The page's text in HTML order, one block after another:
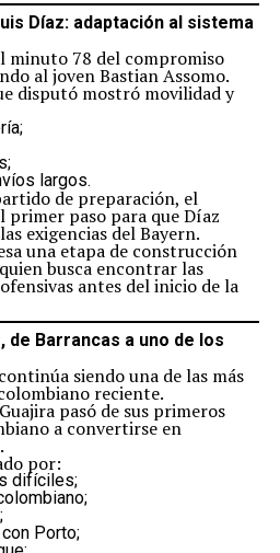
Díaz: adaptación al sistema
minuto 78 del compromiso
al joven Bastian Assomo.
disputó mostró movilidad y
largos.
de preparación, el
paso para que Díaz
exigencias del Bayern.
una etapa de construcción
busca encontrar las
antes del inicio de la
de Barrancas a uno de los
siendo una de las más
reciente.
pasó de sus primeros
a convertirse en
por:
difíciles;
Porto;